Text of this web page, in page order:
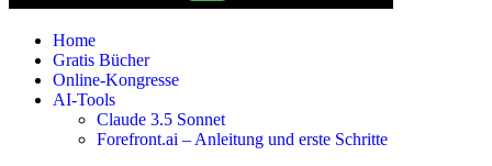
Home
Gratis Bücher
Online-Kongresse
AI-Tools
Claude 3.5 Sonnet
Forefront.ai – Anleitung und erste Schritte